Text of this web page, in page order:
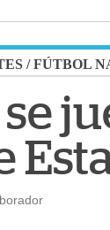
/FÚTBOL